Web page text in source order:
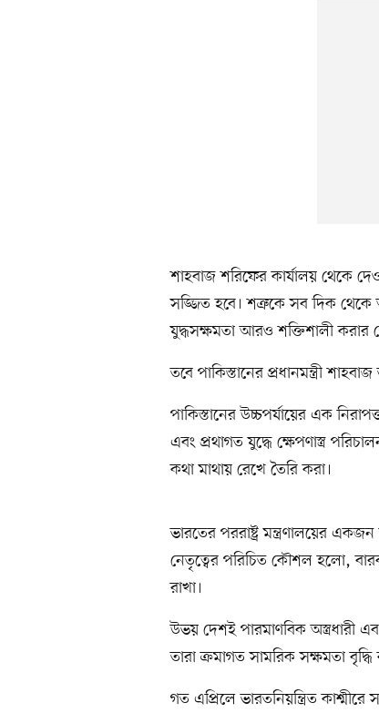
শাহবাজ শরিফের কার্যালয় থেকে
সজ্জিত হবে। শত্রুকে সব দিক থেকে
যুদ্ধসক্ষমতা আরও শক্তিশালী করার
তবে পাকিস্তানের প্রধানমন্ত্রী
পাকিস্তানের উচ্চপর্যায়ের এক
এবং প্রথাগত যুদ্ধে ক্ষেপণাস্ত্র
কথা মাথায় রেখে তৈরি করা।
ভারতের পররাষ্ট্র মন্ত্রণালয়ের একজন
নেতৃত্বের পরিচিত কৌশল হলো,
রাখা।
উভয় দেশই পারমাণবিক অস্ত্রধারী
তারা ক্রমাগত সামরিক সক্ষমতা
গত এপ্রিলে ভারতনিয়ন্ত্রিত